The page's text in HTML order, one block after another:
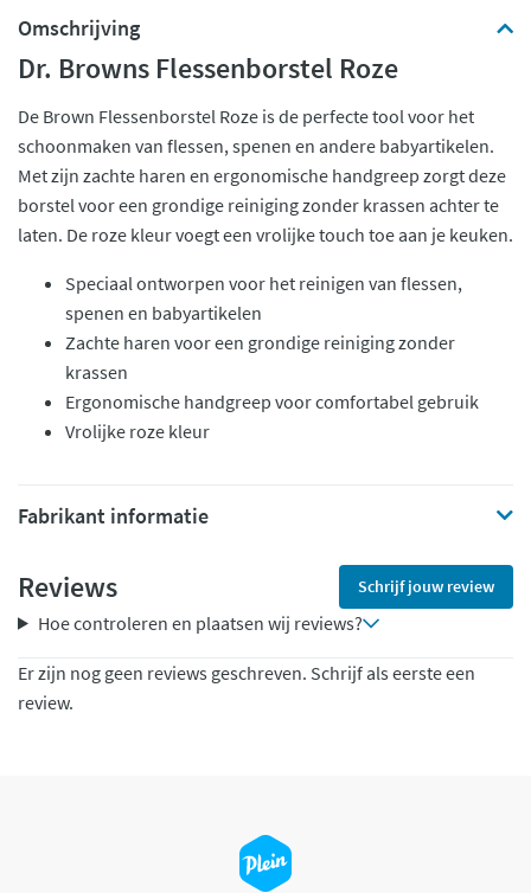
Omschrijving
Dr. Browns Flessenborstel Roze
De Brown Flessenborstel Roze is de perfecte tool voor het
schoonmaken van flessen, spenen en andere babyartikelen.
Met zijn zachte haren en ergonomische handgreep zorgt deze
borstel voor een grondige reiniging zonder krassen achter te
laten. De roze kleur voegt een vrolijke touch toe aan je keuken.
Speciaal ontworpen voor het reinigen van flessen,
spenen en babyartikelen
Zachte haren voor een grondige reiniging zonder
krassen
Ergonomische handgreep voor comfortabel gebruik
Vrolijke roze kleur
Fabrikant informatie
Reviews Schrijf jouw review
Hoe controleren en plaatsen wij reviews?
Er zijn nog geen reviews geschreven. Schrijf als eerste een
review.